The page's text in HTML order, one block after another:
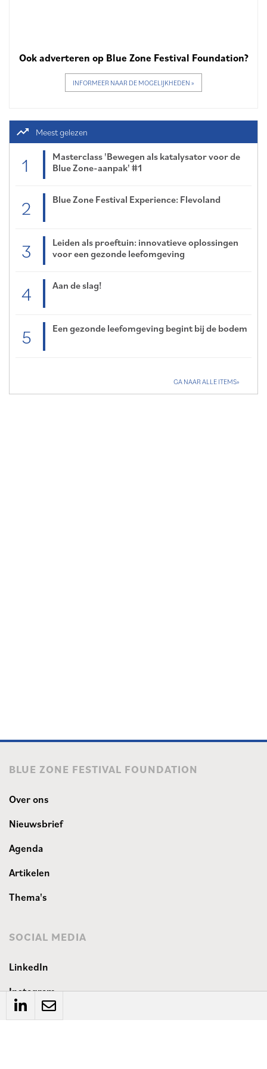
Ook adverteren op Blue Zone Festival Foundation?
INFORMEER NAAR DE MOGELIJKHEDEN »
trending_up Meest gelezen
1
Masterclass 'Bewegen als katalysator voor de
Blue Zone-aanpak' #1
2 Blue Zone Festival Experience: Flevoland
3
Leiden als proeftuin: innovatieve oplossingen
voor een gezonde leefomgeving
4 Aan de slag!
5 Een gezonde leefomgeving begint bij de bodem
GA NAAR ALLE ITEMS
BLUE ZONE FESTIVAL FOUNDATION
Over ons
Nieuwsbrief
Agenda
Artikelen
Thema's
SOCIAL MEDIA
LinkedIn
Instagram